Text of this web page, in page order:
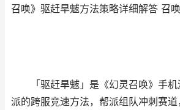
召唤》驱赶旱魃方法策略详细解答 召
「驱赶旱魃」是《幻灵召唤》手机
派的跨服竞速方法，帮派组队冲刺赛